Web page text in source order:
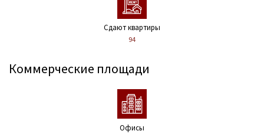
Сдают квартиры
94
Коммерческие площади
Офисы